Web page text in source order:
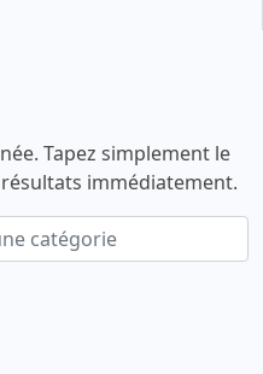
Tapez simplement le
immédiatement.